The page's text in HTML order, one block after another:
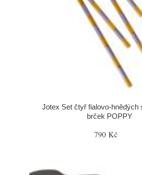
Jotex Set čtyř fialovo-hnědých
brček POPPY
790 Kč